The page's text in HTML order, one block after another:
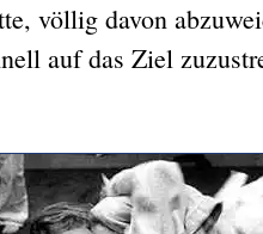
völlig davon
auf das Ziel